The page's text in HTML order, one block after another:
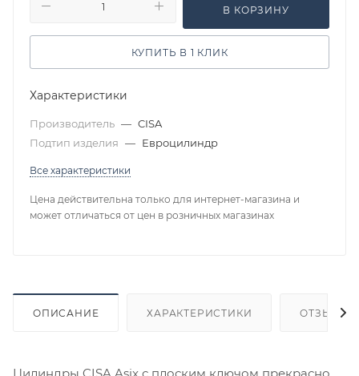
В КОРЗИНУ
КУПИТЬ В 1 КЛИК
Характеристики
Производитель — CISA
Подтип изделия — Евроцилиндр
Все характеристики
Цена действительна только для интернет-магазина и
может отличаться от цен в розничных магазинах
ОПИСАНИЕ ХАРАКТЕРИСТИКИ ОТЗЫВЫ
Цилиндры CISA Asix с плоским ключом прекрасно